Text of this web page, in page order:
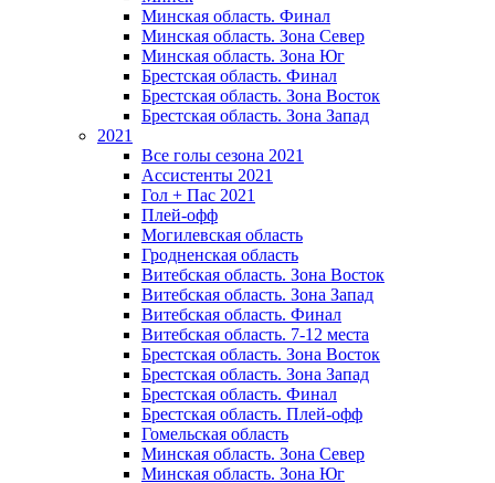
Mинская область. Финал
Минская область. Зона Север
Минская область. Зона Юг
Брестская область. Финал
Брестская область. Зона Восток
Брестская область. Зона Запад
2021
Все голы сезона 2021
Ассистенты 2021
Гол + Пас 2021
Плей-офф
Могилевская область
Гродненская область
Витебская область. Зона Восток
Витебская область. Зона Запад
Витебская область. Финал
Витебская область. 7-12 места
Брестская область. Зона Восток
Брестская область. Зона Запад
Брестская область. Финал
Брестская область. Плей-офф
Гомельская область
Минская область. Зона Север
Минская область. Зона Юг